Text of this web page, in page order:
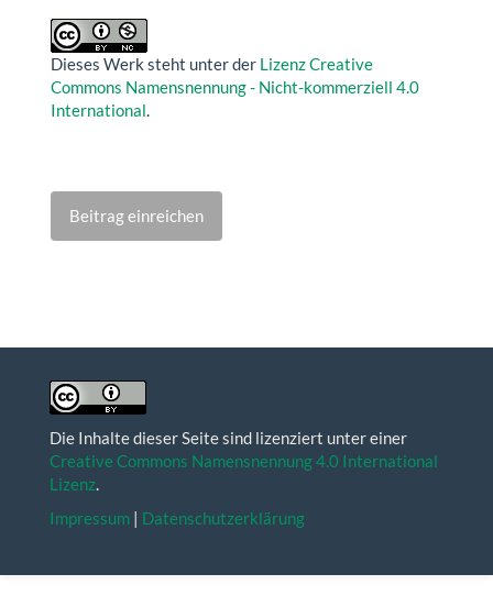
Dieses Werk steht unter der Lizenz Creative
Commons Namensnennung - Nicht-kommerziell 4.0
International.
Beitrag einreichen
Die Inhalte dieser Seite sind lizenziert unter einer
Creative Commons Namensnennung 4.0 International
Lizenz.
Impressum
Datenschutzerklärung